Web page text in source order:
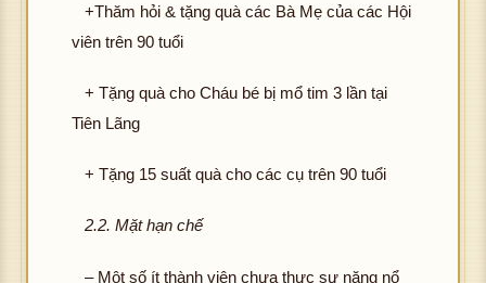
+Thăm hỏi & tặng quà các Bà Mẹ của các Hội
viên trên 90 tuổi
+ Tặng quà cho Cháu bé bị mổ tim 3 lần tại
Tiên Lãng
+ Tặng 15 suất quà cho các cụ trên 90 tuổi
2.2. Mặt hạn chế
– Một số ít thành viên chưa thực sự năng nổ